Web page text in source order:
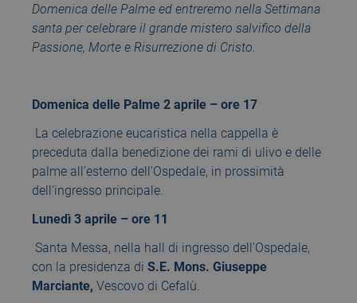
Domenica delle Palme ed entreremo nella Settimana
santa per celebrare il grande mistero salvifico della
Passione, Morte e Risurrezione di Cristo.
Domenica delle Palme 2 aprile – ore 17
La celebrazione eucaristica nella cappella è
preceduta dalla benedizione dei rami di ulivo e delle
palme all’esterno dell’Ospedale, in prossimità
dell’ingresso principale.
Lunedì 3 aprile – ore 11
Santa Messa, nella hall di ingresso dell’Ospedale,
con la presidenza di S.E. Mons. Giuseppe
Marciante, Vescovo di Cefalù.